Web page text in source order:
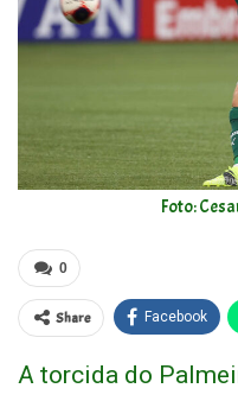
Foto:
0
Share Facebook
A torcida do